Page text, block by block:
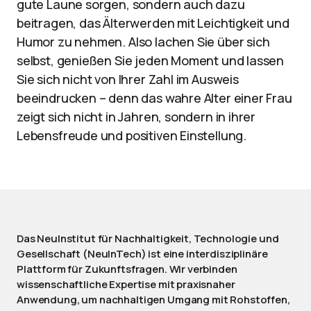
gute Laune sorgen, sondern auch dazu
beitragen, das Älterwerden mit Leichtigkeit und
Humor zu nehmen. Also lachen Sie über sich
selbst, genießen Sie jeden Moment und lassen
Sie sich nicht von Ihrer Zahl im Ausweis
beeindrucken – denn das wahre Alter einer Frau
zeigt sich nicht in Jahren, sondern in ihrer
Lebensfreude und positiven Einstellung.
Das NeuInstitut für Nachhaltigkeit, Technologie und
Gesellschaft (NeuInTech) ist eine interdisziplinäre
Plattform für Zukunftsfragen. Wir verbinden
wissenschaftliche Expertise mit praxisnaher
Anwendung, um nachhaltigen Umgang mit Rohstoffen,